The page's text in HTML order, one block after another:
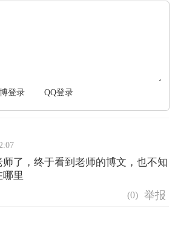
登录 QQ登录
了，终于看到老师的博文，也不知
里
(0)